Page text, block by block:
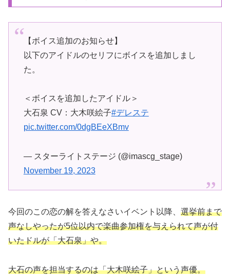
【ボイス追加のお知らせ】
以下のアイドルのセリフにボイスを追加しまし
た。
＜ボイスを追加したアイドル＞
大石泉 CV：大木咲絵子#デレステ
pic.twitter.com/0dgBEeXBmv
— スターライトステージ (@imascg_stage)
November 19, 2023
今回のこの恋の解を答えなさいイベント以降、 選挙前まで
声なしやったが5位以内で楽曲参加権を与えられて声が付
いたドルが「大石泉」や。
大石の声を担当するのは「大木咲絵子」という声優。